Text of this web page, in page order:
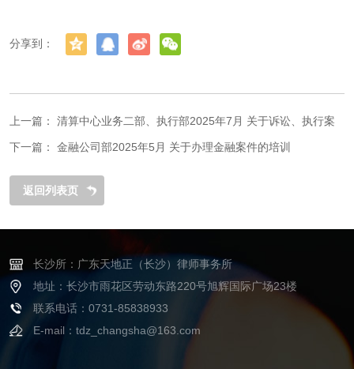
分享到：
上一篇： 清算中心业务二部、执行部2025年7月 关于诉讼、执行案
件办案指引的培训
下一篇： 金融公司部2025年5月 关于办理金融案件的培训
返回列表页
长沙所：广东天地正（长沙）律师事务所
地址：长沙市雨花区劳动东路220号旭辉国际广场23楼
联系电话：0731-85838933
E-mail：tdz_changsha@163.com